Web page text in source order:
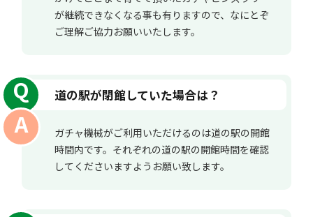
が継続できなくなる事も有りますので、なにとぞ
ご理解ご協力お願いいたします。
道の駅が閉館していた場合は？
ガチャ機械がご利用いただけるのは道の駅の開館
時間内です。それぞれの道の駅の開館時間を確認
してくださいますようお願い致します。